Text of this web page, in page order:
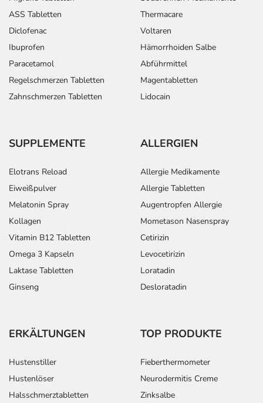
ASS Tabletten
Diclofenac
Ibuprofen
Paracetamol
Regelschmerzen Tabletten
Zahnschmerzen Tabletten
Thermacare
Voltaren
Hämorrhoiden Salbe
Abführmittel
Magentabletten
Lidocain
SUPPLEMENTE
Elotrans Reload
Eiweißpulver
Melatonin Spray
Kollagen
Vitamin B12 Tabletten
Omega 3 Kapseln
Laktase Tabletten
Ginseng
ALLERGIEN
Allergie Medikamente
Allergie Tabletten
Augentropfen Allergie
Mometason Nasenspray
Cetirizin
Levocetirizin
Loratadin
Desloratadin
ERKÄLTUNGEN
Hustenstiller
Hustenlöser
Halsschmerztabletten
TOP PRODUKTE
Fieberthermometer
Neurodermitis Creme
Zinksalbe